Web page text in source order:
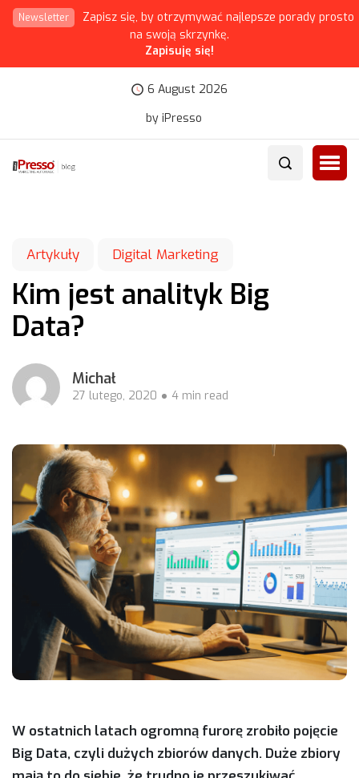
Newsletter
Zapisz się, by otrzymywać najlepsze porady prosto
na swoją skrzynkę.
Zapisuję się!
6 August 2026
by iPresso
Artykuły Digital Marketing
Kim jest analityk Big
Data?
Michał
27 lutego, 2020 4 min read
W ostatnich latach ogromną furorę zrobiło pojęcie
Big Data, czyli dużych zbiorów danych. Duże zbiory